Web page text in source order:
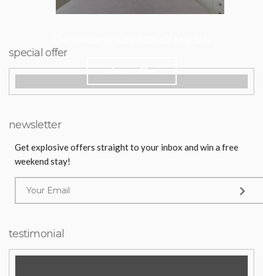
special offer
view offer
newsletter
Get explosive offers straight to your inbox and win a free
weekend stay!
testimonial